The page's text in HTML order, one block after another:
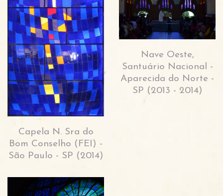
Capela N. Sra do
Bom Conselho (FEI) -
São Paulo - SP (2014)
Nave Oeste,
Santuário Nacional -
Aparecida do Norte -
SP (2013 - 2014)